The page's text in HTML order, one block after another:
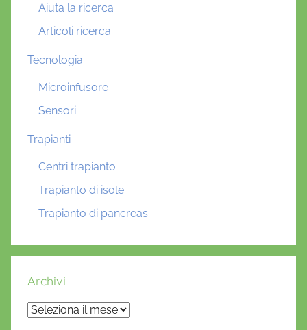
Aiuta la ricerca
Articoli ricerca
Tecnologia
Microinfusore
Sensori
Trapianti
Centri trapianto
Trapianto di isole
Trapianto di pancreas
Archivi
Archivi